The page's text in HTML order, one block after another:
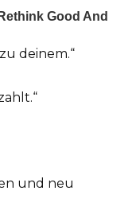
deinem.“
und neu